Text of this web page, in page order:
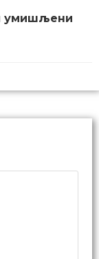
апликације
базиране на
слободно
у